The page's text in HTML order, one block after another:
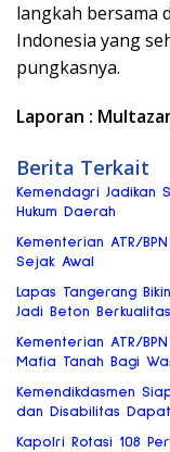
langkah bersama
Indonesia yang
pungkasnya.
Laporan :
Berita Terkait
Kemendagri Jadikan
Hukum Daerah
Kementerian ATR/
Sejak Awal
Lapas Tangerang
Jadi Beton Berkualitas
Kementerian ATR/
Mafia Tanah Bagi
Kemendikdasmen
dan Disabilitas Dapat
Kapolri Rotasi 108